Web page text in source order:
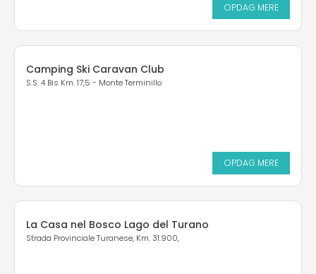
OPDAG MERE
Camping Ski Caravan Club
S.S. 4 Bis Km. 17,5 - Monte Terminillo
OPDAG MERE
La Casa nel Bosco Lago del Turano
Strada Provinciale Turanese, Km. 31.900,